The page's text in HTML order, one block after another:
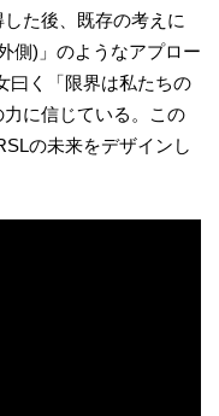
た後、既存の考えに
側)」のようなアプロー
曰く「限界は私たちの
に信じている。この
の未来をデザインし